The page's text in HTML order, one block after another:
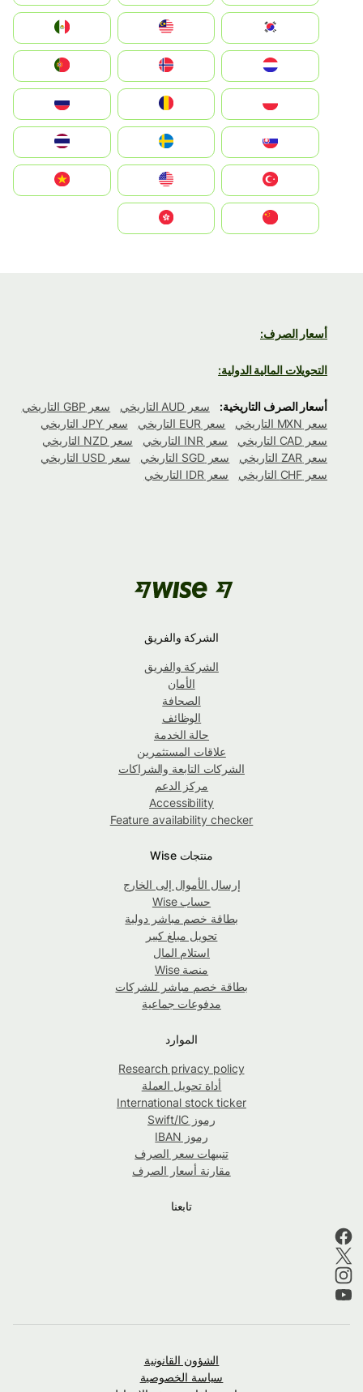
South Korea
Nederland
Slovensko
United States
أسعار الصرف:
التحويلات المالية الدولية:
أسعار الصرف التاريخية: سعر AUD التاريخي
سعر GBP التاريخي
سعر MXN التاريخي
سعر EUR التاريخي
سعر JPY التاريخي
سعر CAD التاريخي
سعر INR التاريخي
سعر NZD التاريخي
سعر ZAR التاريخي
سعر SGD التاريخي
سعر USD التاريخي
سعر CHF التاريخي
سعر IDR التاريخي
الشركة والفريق
الشركة والفريق
الأمان
الصحافة
الوظائف
حالة الخدمة
علاقات المستثمرين
الشركات التابعة والشراكات
مركز الدعم
Accessibility
Feature availability checker
منتجات Wise
إرسال الأموال إلى الخارج
حساب Wise
بطاقة خصم مباشر دولية
تحويل مبلغ كبير
استلام المال
منصة Wise
بطاقة خصم مباشر للشركات
مدفوعات جماعية
الموارد
Research privacy policy
أداة تحويل العملة
International stock ticker
رموز Swift/IC
رموز IBAN
تنبيهات سعر الصرف
مقارنة أسعار الصرف
تابعنا
الشؤون القانونية
سياسة الخصوصية